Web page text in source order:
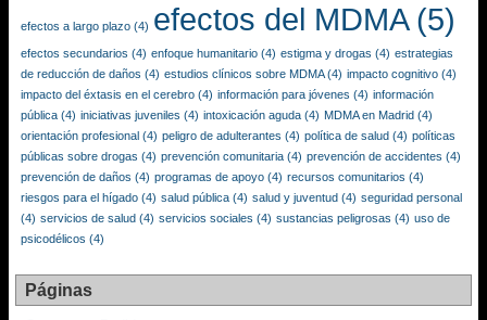
efectos a largo plazo (4) efectos del MDMA(5)
efectos secundarios (4) enfoque humanitario (4) estigma y drogas (4) estrategias
de reducción de daños (4) estudios clínicos sobre MDMA(4) impacto cognitivo (4)
impacto del éxtasis en el cerebro (4) información para jóvenes (4) información
pública (4) iniciativas juveniles (4) intoxicación aguda (4) MDMA en Madrid (4)
orientación profesional (4) peligro de adulterantes (4) política de salud (4) políticas
públicas sobre drogas (4) prevención comunitaria (4) prevención de accidentes (4)
prevención de daños (4) programas de apoyo (4) recursos comunitarios (4)
riesgos para el hígado (4) salud pública (4) salud y juventud (4) seguridad personal
(4) servicios de salud (4) servicios sociales (4) sustancias peligrosas (4) uso de
psicodélicos (4)
Páginas